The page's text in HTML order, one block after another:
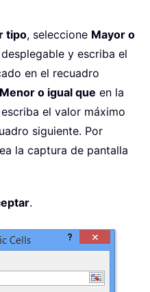
tipo, seleccione Mayor o
y escriba el
en el recuadro
Menor o igual que en la
el valor máximo
siguiente. Por
la captura de pantalla
.